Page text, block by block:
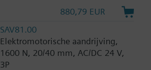
880,79 EUR
SAV81.00
Elektromotorische aandrijving,
1600 N, 20/40 mm, AC/DC 24 V,
3P